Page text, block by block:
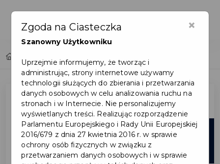
06
×
Zgoda na Ciasteczka
Szanowny Użytkowniku
Uprzejmie informujemy, że tworząc i
administrując, strony internetowe używamy
technologii służących do zbierania i przetwarzania
danych osobowych w celu analizowania ruchu na
stronach i w Internecie. Nie personalizujemy
wyświetlanych treści. Realizując rozporządzenie
Parlamentu Europejskiego i Rady Unii Europejskiej
2016/679 z dnia 27 kwietnia 2016 r. w sprawie
ochrony osób fizycznych w związku z
przetwarzaniem danych osobowych i w sprawie